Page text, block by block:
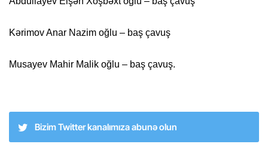
Kərimov Anar Nazim oğlu – baş çavuş
Musayev Mahir Malik oğlu – baş çavuş.
Bizim Twitter kanalımıza abunə olun